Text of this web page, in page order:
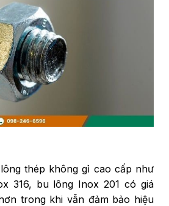
thép không gỉ cao cấp như
316, bu lông Inox 201 có giá
trong khi vẫn đảm bảo hiệu